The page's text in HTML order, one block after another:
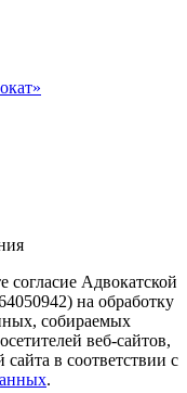
согласие Адвокатской
на обработку
собираемых
веб-сайтов,
в соответствии с
.